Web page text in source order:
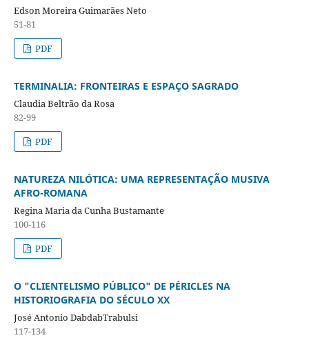
Edson Moreira Guimarães Neto
51-81
PDF
TERMINALIA: FRONTEIRAS E ESPAÇO SAGRADO
Claudia Beltrão da Rosa
82-99
PDF
NATUREZA NILÓTICA: UMA REPRESENTAÇÃO MUSIVA
AFRO-ROMANA
Regina Maria da Cunha Bustamante
100-116
PDF
O "CLIENTELISMO PÚBLICO" DE PÉRICLES NA
HISTORIOGRAFIA DO SÉCULO XX
José Antonio DabdabTrabulsi
117-134